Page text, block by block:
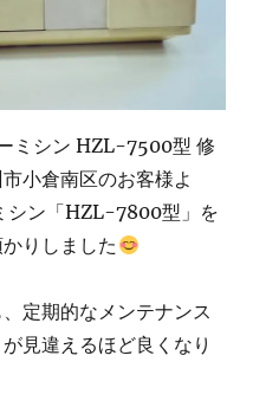
ミシン HZL-7500型 修
小倉南区のお客様よ
シン「HZL-7800型」を
りしました
定期的なメンテナンス
見違えるほど良くなり